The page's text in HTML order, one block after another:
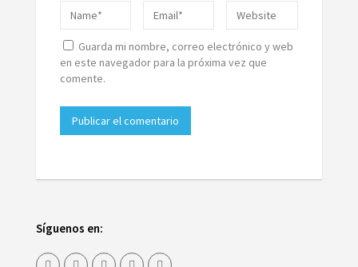
Guarda mi nombre, correo electrónico y web
en este navegador para la próxima vez que
comente.
Síguenos en: